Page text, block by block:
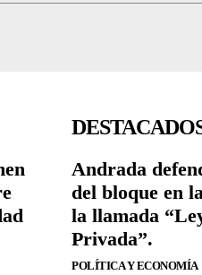
Andrada
del bloque en
la llamada
Privada”.
POLÍTICA Y ECONOMÍA